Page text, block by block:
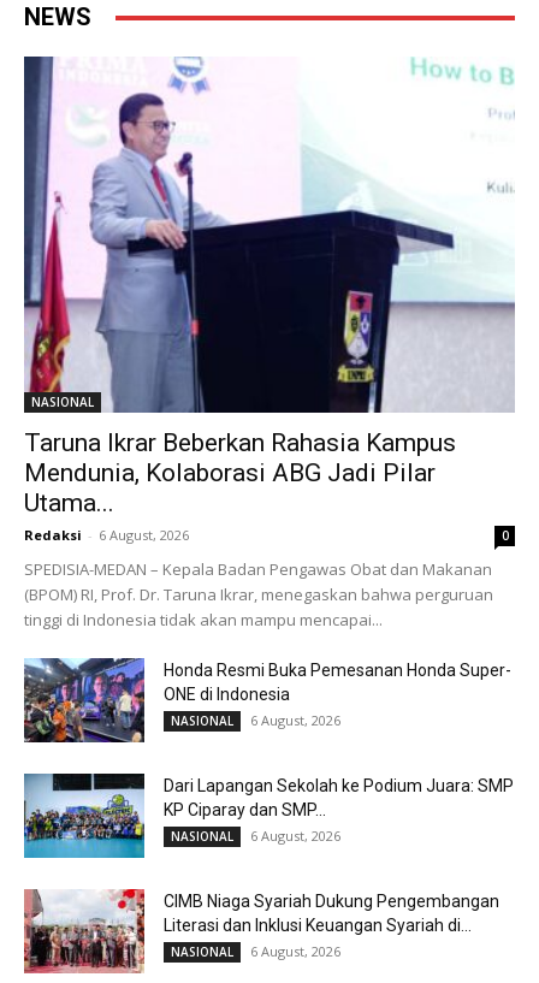
NEWS
NASIONAL
Taruna Ikrar Beberkan Rahasia Kampus
Mendunia, Kolaborasi ABG Jadi Pilar
Utama...
Redaksi - 6 August, 2026 0
SPEDISIA-MEDAN – Kepala Badan Pengawas Obat dan Makanan
(BPOM) RI, Prof. Dr. Taruna Ikrar, menegaskan bahwa perguruan
tinggi di Indonesia tidak akan mampu mencapai...
Honda Resmi Buka Pemesanan Honda Super-
ONE di Indonesia
NASIONAL 6 August, 2026
Dari Lapangan Sekolah ke Podium Juara: SMP
KP Ciparay dan SMP...
NASIONAL 6 August, 2026
CIMB Niaga Syariah Dukung Pengembangan
Literasi dan Inklusi Keuangan Syariah di...
NASIONAL 6 August, 2026